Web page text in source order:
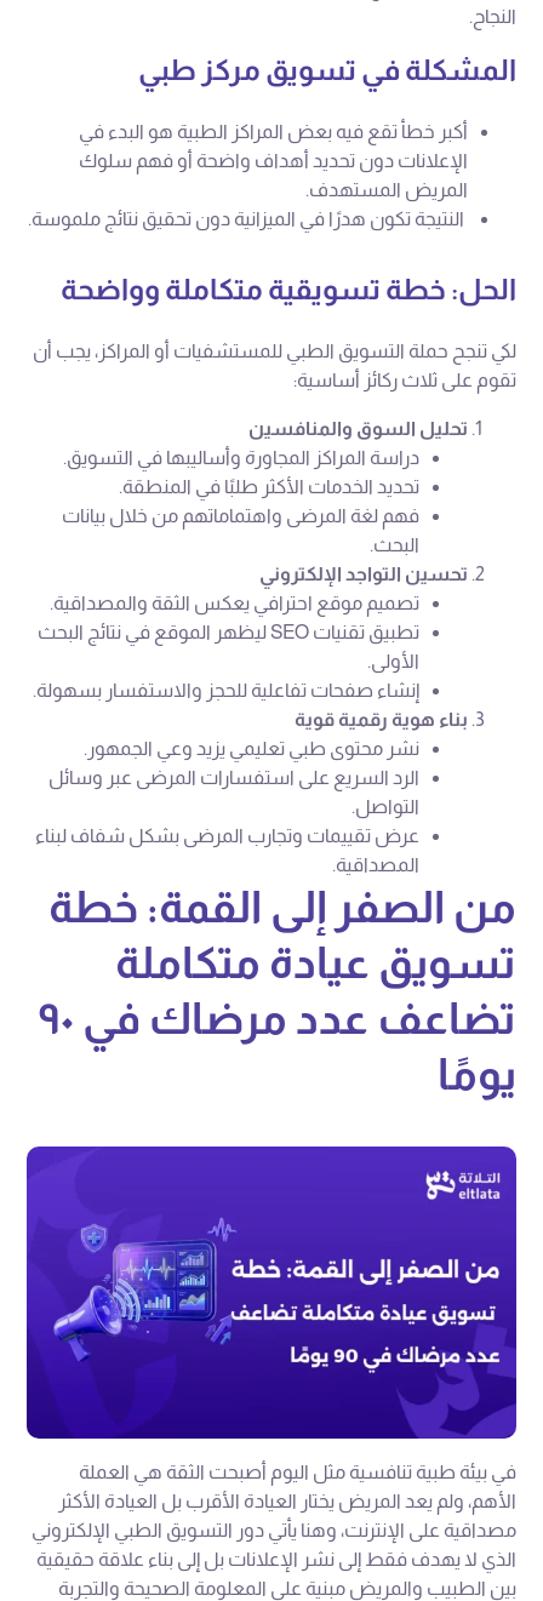
النجاح.
المشكلة في تسويق مركز طبي
أكبر خطأ تقع فيه بعض المراكز الطبية هو البدء في
الإعلانات دون تحديد أهداف واضحة أو فهم سلوك
المريض المستهدف.
النتيجة تكون هدرًا في الميزانية دون تحقيق نتائج ملموسة.
الحل: خطة تسويقية متكاملة وواضحة
لكي تنجح حملة التسويق الطبي للمستشفيات أو المراكز، يجب أن
تقوم على ثلاث ركائز أساسية:
تحليل السوق والمنافسين
دراسة المراكز المجاورة وأساليبها في التسويق.
تحديد الخدمات الأكثر طلبًا في المنطقة.
فهم لغة المرضى واهتماماتهم من خلال بيانات
البحث.
تحسين التواجد الإلكتروني
تصميم موقع احترافي يعكس الثقة والمصداقية.
تطبيق تقنيات SEO ليظهر الموقع في نتائج البحث
الأولى.
إنشاء صفحات تفاعلية للحجز والاستفسار بسهولة.
بناء هوية رقمية قوية
نشر محتوى طبي تعليمي يزيد وعي الجمهور.
الرد السريع على استفسارات المرضى عبر وسائل
التواصل.
عرض تقييمات وتجارب المرضى بشكل شفاف لبناء
المصداقية.
من الصفر إلى القمة: خطة
تسويق عيادة متكاملة
تضاعف عدد مرضاك في ٩٠
يومًا
في بيئة طبية تنافسية مثل اليوم أصبحت الثقة هي العملة
الأهم، ولم يعد المريض يختار العيادة الأقرب بل العيادة الأكثر
مصداقية على الإنترنت، وهنا يأتي دور التسويق الطبي الإلكتروني
الذي لا يهدف فقط إلى نشر الإعلانات بل إلى بناء علاقة حقيقية
بين الطبيب والمريض مبنية على المعلومة الصحيحة والتجربة